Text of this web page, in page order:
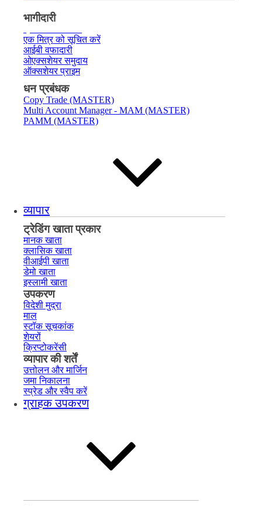
भागीदारी
एक मित्र को सूचित करें
आईबी वफादारी
ओएक्सशेयर समुदाय
ऑक्सशेयर प्राइम
धन प्रबंधक
Copy Trade (MASTER)
Multi Account Manager - MAM (MASTER)
PAMM (MASTER)
व्यापार
ट्रेडिंग खाता प्रकार
मानक खाता
क्लासिक खाता
वीआईपी खाता
डेमो खाता
इस्लामी खाता
उपकरण
विदेशी मुद्रा
माल
स्टॉक सूचकांक
शेयरों
क्रिप्टोकरेंसी
व्यापार की शर्तें
उत्तोलन और मार्जिन
जमा निकालना
स्प्रेड और स्वैप करें
ग्राहक उपकरण